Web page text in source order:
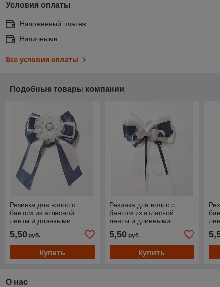
Условия оплаты
Наложенный платеж
Наличными
Все условия оплаты
Подобные товары компании
Резинка для волос с
бантом из атласной
ленты и длинными
5,50 руб.
Купить
Резинка для волос с
бантом из атласной
ленты и длинными
5,50руб.
Купить
О нас